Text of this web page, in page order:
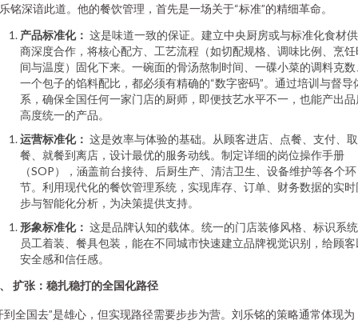
铭深谙此道。他的餐饮管理，首先是一场关于“标准”的精细革命。
产品标准化： 这是味道一致的保证。建立中央厨房或与标准化食材
商深度合作，将核心配方、工艺流程（如切配规格、调味比例、烹饪
间与温度）固化下来。一碗面的骨汤熬制时间、一碟小菜的调料克数
一个包子的馅料配比，都必须有精确的“数字密码”。通过培训与督导
系，确保全国任何一家门店的厨师，即便技艺水平不一，也能产出品
高度统一的产品。
运营标准化： 这是效率与体验的基础。从顾客进店、点餐、支付、取
餐、就餐到离店，设计最优的服务动线。制定详细的岗位操作手册
（SOP），涵盖前台接待、后厨生产、清洁卫生、设备维护等各个环
节。利用现代化的餐饮管理系统，实现库存、订单、财务数据的实时
步与智能化分析，为决策提供支持。
形象标准化： 这是品牌认知的载体。统一的门店装修风格、标识系
员工着装、餐具包装，能在不同城市快速建立品牌视觉识别，给顾客
安全感和信任感。
扩张：稳扎稳打的全国化路径
到全国去”是雄心，但实现路径需要步步为营。刘乐铭的策略通常体现为